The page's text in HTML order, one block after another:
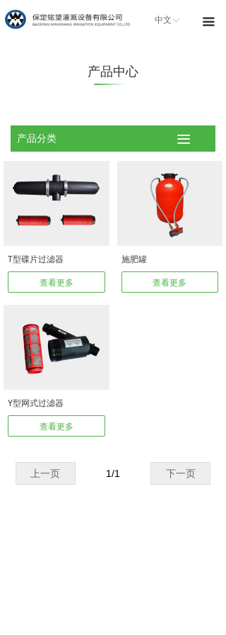
ꀅ
中文 끀
首页
联系我们
产品中心
产品分类 끀
T型碟片过滤器
查看更多
施肥罐
查看更多
Y型网式过滤器
查看更多
上一页 下一页
1/1